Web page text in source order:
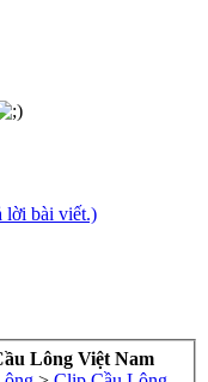
lời bài viết.)
Lông Việt Nam